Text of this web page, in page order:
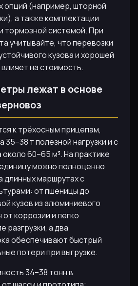
опций (например, шторной
а также комплектации
тормозной системой. При
учитывайте, что перевозки
кузова и хорошей
влияет на стоимость.
лежат в основе
к трёхосным прицепам,
35–38 т полезной нагрузки и с
60–65 м³. На практике
можно полноценно
длинных маршрутах с
от пшеницы до
кузов из алюминиевого
коррозии и легко
разгрузки, а два
обеспечивают быстрый
потери при выгрузке.
34–38 тонн в